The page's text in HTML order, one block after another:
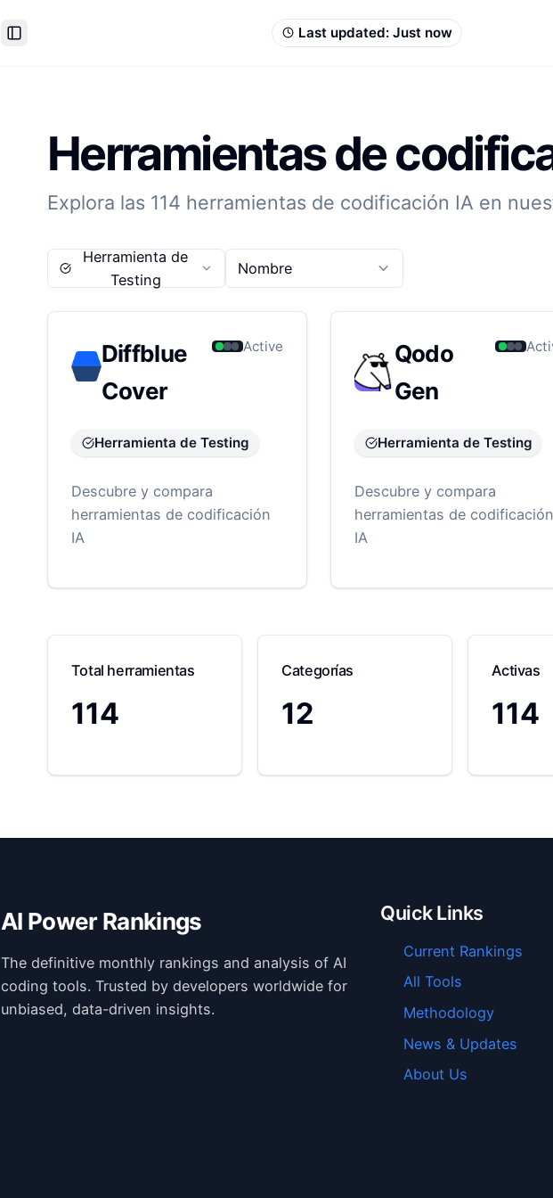
Toggle Sidebar
Last updated: Just now
Herramientas de
Explora las 114 herramientas de codificación IA en
Herramienta de
Testing
Nombre
Diffblue
Cover
Active
Herramienta de Testing
Descubre y compara
herramientas de codificación
IA
Qodo
Gen
Herramienta de Testing
Descubre y compara
herramientas de codificación
IA
Total herramientas
114
Categorías
12
Activas
114
AI Power Rankings
The definitive monthly rankings and analysis of AI
coding tools. Trusted by developers worldwide for
unbiased, data-driven insights.
Quick Links
Current Rankings
All Tools
Methodology
News & Updates
About Us